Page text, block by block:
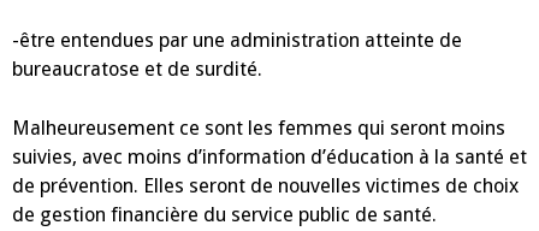
-être entendues par une administration atteinte de
bureaucratose et de surdité.
Malheureusement ce sont les femmes qui seront moins
suivies, avec moins d’information d’éducation à la santé et
de prévention. Elles seront de nouvelles victimes de choix
de gestion financière du service public de santé.